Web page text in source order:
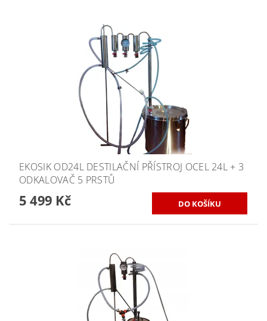
EKOSIK OD24L DESTILAČNÍ PŘÍSTROJ OCEL 24L + 3
ODKALOVAČ 5 PRSTŮ
5 499 Kč